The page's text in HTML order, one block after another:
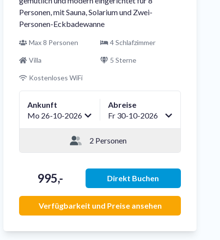
Personen, mit Sauna, Solarium und Zwei-
Personen-Eckbadewanne
Max 8 Personen 4 Schlafzimmer
Villa 5 Sterne
Kostenloses WiFi
Ankunft
Mo 26-10-2026
Abreise
Fr 30-10-2026
2 Personen
995,- Direkt Buchen
Verfügbarkeit und Preise ansehen